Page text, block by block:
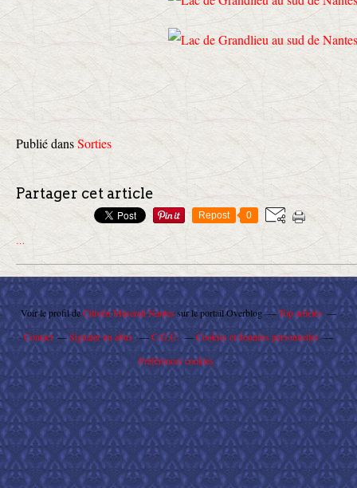
Publié dansSorties
Partager cet article
Repost 0
…
Voir le profil deCitroën Maserati Nantessur le portail Overblog
Top articles
Contact
Signaler un abus C.G.U.
Cookies et données personnelles
Préférences cookies